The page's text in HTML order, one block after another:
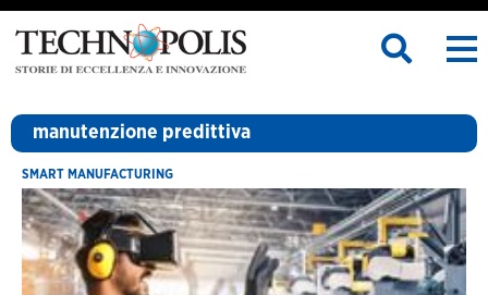
manutenzione predittiva
SMART MANUFACTURING